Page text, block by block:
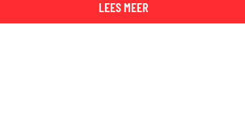
LEES MEER